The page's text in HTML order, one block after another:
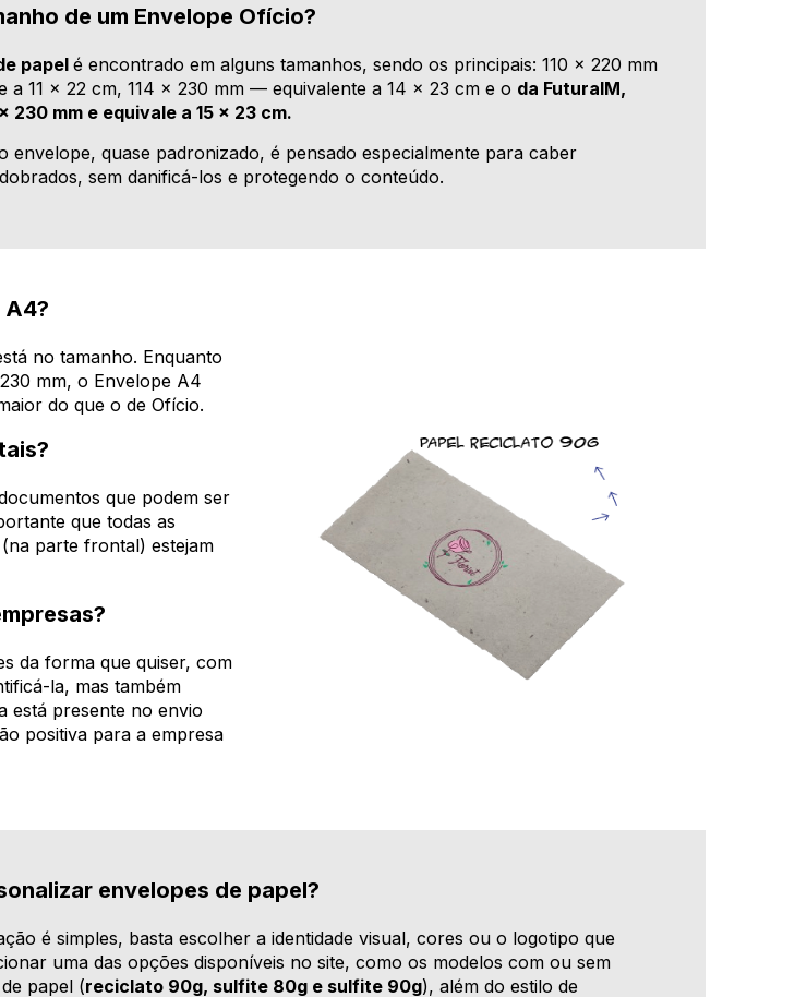
de um Envelope Ofício?
papelé encontrado em alguns tamanhos, sendo os principais: 110 x 220 mm
a 11 x 22 cm, 114 x 230 mm — equivalente a 14 x 23 cm e o da FuturaIM,
230 mm e equivale a 15 x 23 cm.
envelope, quase padronizado, é pensado especialmente para caber
sem danificá-los e protegendo o conteúdo.
A4?
no tamanho. Enquanto
mm, o Envelope A4
do que o de Ofício.
que podem ser
que todas as
parte frontal) estejam
da forma que quiser, com
la, mas também
está presente no envio
positiva para a empresa
envelopes de papel?
é simples, basta escolher a identidade visual, cores ou o logotipo que
uma das opções disponíveis no site, como os modelos com ou sem
papel (reciclato 90g, sulfite 80g e sulfite 90g), além do estilo de